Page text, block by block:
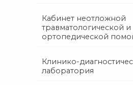
Кабинет неотложной
травматологической и
ортопедической
Клинико-
лаборатория